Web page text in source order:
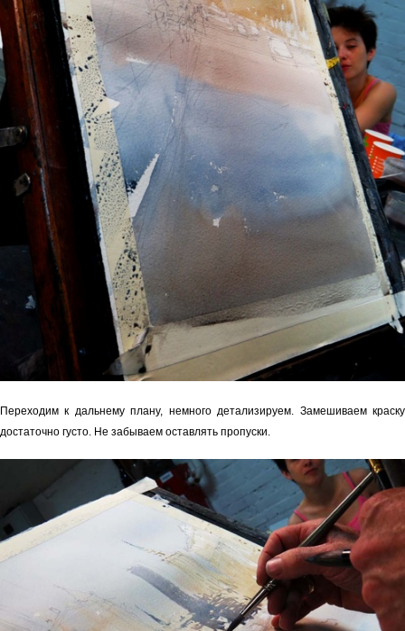
Переходим к дальнему плану, немного детализируем. Замешиваем краску
достаточно густо. Не забываем оставлять пропуски.